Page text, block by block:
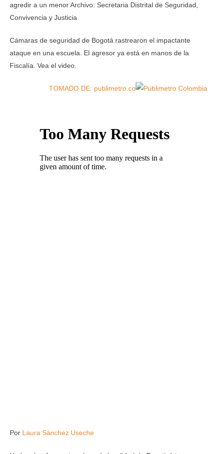
agredir a un menorArchivo: Secretaria Distrital de Seguridad,
Convivencia y Justicia
Cámaras de seguridad de Bogotá rastrearon el impactante
ataque en una escuela. El agresor ya está en manos de la
Fiscalía. Vea el video.
TOMADO DE: publimetro.co
Por Laura Sánchez Useche